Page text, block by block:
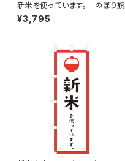
新米を使っています。 のぼり旗
¥3,795